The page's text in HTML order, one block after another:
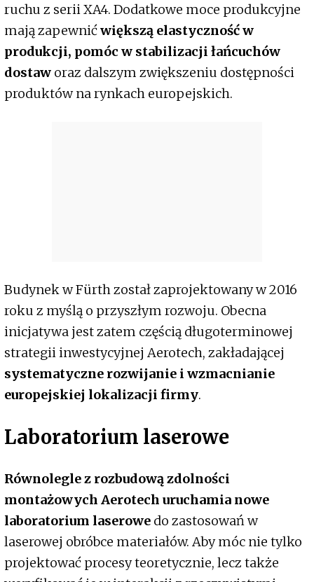
ruchu z serii XA4. Dodatkowe moce produkcyjne
mają zapewnićwiększą elastyczność w
produkcji, pomóc w stabilizacji łańcuchów
dostaw oraz dalszym zwiększeniu dostępności
produktów na rynkach europejskich.
Budynek w Fürth został zaprojektowany w 2016
roku z myślą o przyszłym rozwoju. Obecna
inicjatywa jest zatem częścią długoterminowej
strategii inwestycyjnej Aerotech, zakładającej
systematyczne rozwijanie i wzmacnianie
europejskiej lokalizacji firmy.
Laboratorium laserowe
Równolegle z rozbudową zdolności
montażowych Aerotech uruchamia nowe
laboratorium laserowe do zastosowań w
laserowej obróbce materiałów. Aby móc nie tylko
projektować procesy teoretycznie, lecz także